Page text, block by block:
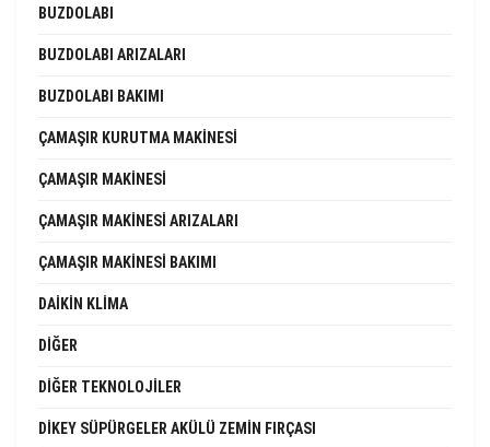
BUZDOLABI
BUZDOLABI ARIZALARI
BUZDOLABI BAKIMI
ÇAMAŞIR KURUTMA MAKINESI
ÇAMAŞIR MAKINESI
ÇAMAŞIR MAKINESI ARIZALARI
ÇAMAŞIR MAKINESI BAKIMI
DAIKIN KLIMA
DIĞER
DIĞER TEKNOLOJILER
DIKEY SÜPÜRGELER AKÜLÜ ZEMIN FIRÇASI